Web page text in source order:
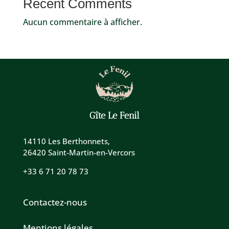
Recent Comments
Aucun commentaire à afficher.
Gîte Le Fenil
14110 Les Berthonnets,
26420 Saint-Martin-en-Vercors
+33 6 71 20 78 73
Contactez-nous